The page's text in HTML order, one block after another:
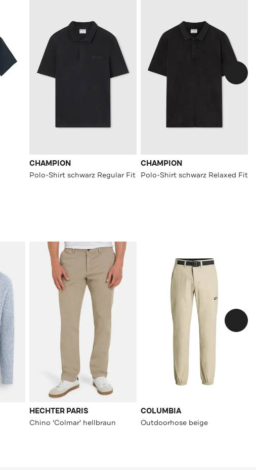
CHAMPION
Polo-Shirt schwarz Regular Fit
CHAMPION
Polo-Shirt schwarz Relaxed Fit
HECHTER PARIS
Chino 'Colmar' hellbraun
COLUMBIA
Outdoorhose beige